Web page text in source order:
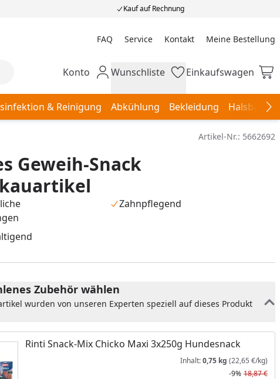
Kauf auf Rechnung
FAQ Service Kontakt Meine Bestellung
Meine Bestellung
Mein Konto
Konto Wunschliste
Wunschliste Einkaufswagen
Einkaufswagen
& Reinigung Abkühlung Bekleidung
Artikel-Nr.: 5662692
Geweih-Snack
Zahnpflegend
Zubehör wählen
wurden von unseren Experten speziell auf dieses Produkt
Rinti Snack-Mix Chicko Maxi 3x250g Hundesnack
Inhalt:0,75 kg (22,65 €/kg)
-9% 18,87 €